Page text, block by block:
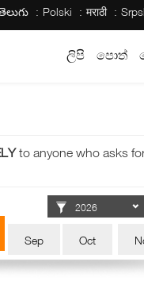
Polski मराठी
ලිපි පොත්
to anyone who asks
Sep Oct